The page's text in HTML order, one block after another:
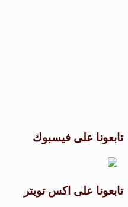
تابعونا على فيسبوك
تابعونا على اكس تويتر